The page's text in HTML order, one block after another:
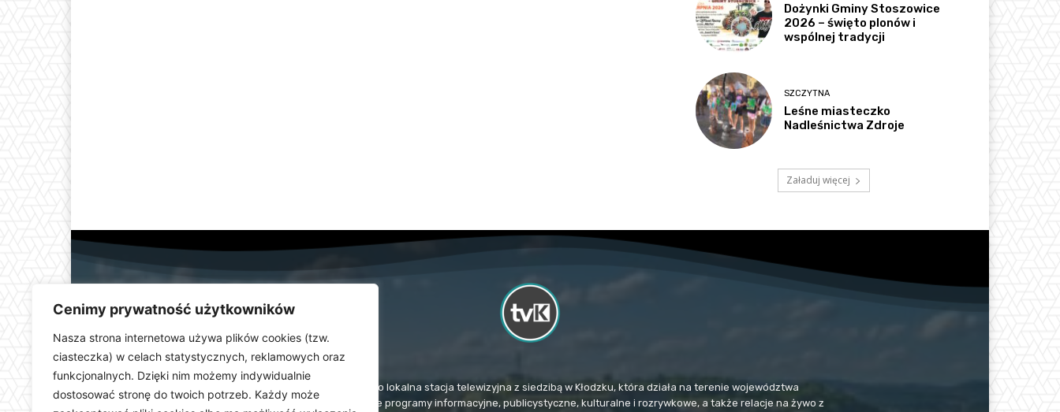
Cenimy prywatność użytkowników
Nasza strona internetowa używa plików cookies (tzw.
ciasteczka) w celach statystycznych, reklamowych oraz
funkcjonalnych. Dzięki nim możemy indywidualnie
dostosować stronę do twoich potrzeb. Każdy może
Dożynki Gminy Stoszowice
2026 – święto plonów i
wspólnej tradycji
SZCZYTNA
Leśne miasteczko
Nadleśnictwa Zdroje
Załaduj więcej
Telewizja Kłodzka (TvK) to lokalna stacja telewizyjna z siedzibą w Kłodzku, która działa na terenie województwa
dolnośląskiego. Stacja emituje programy informacyjne, publicystyczne, kulturalne i rozrywkowe, a także relacje na żywo z